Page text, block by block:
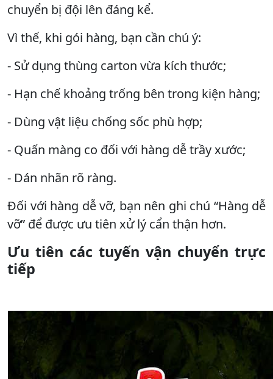
chuyển bị đội lên đáng kể.
Vì thế, khi gói hàng, bạn cần chú ý:
- Sử dụng thùng carton vừa kích thước;
- Hạn chế khoảng trống bên trong kiện hàng;
- Dùng vật liệu chống sốc phù hợp;
- Quấn màng co đối với hàng dễ trầy xước;
- Dán nhãn rõ ràng.
Đối với hàng dễ vỡ, bạn nên ghi chú “Hàng dễ
vỡ” để được ưu tiên xử lý cẩn thận hơn.
Ưu tiên các tuyến vận chuyển trực
tiếp